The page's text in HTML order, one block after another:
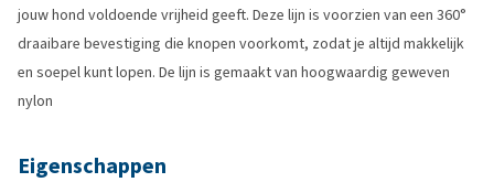
jouw hond voldoende vrijheid geeft. Deze lijn is voorzien van een 360°
draaibare bevestiging die knopen voorkomt, zodat je altijd makkelijk
en soepel kunt lopen. De lijn is gemaakt van hoogwaardig geweven
nylon
Eigenschappen